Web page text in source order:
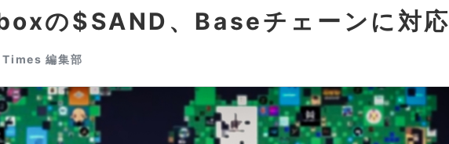
の$SAND、Baseチェーンに対応
編集部